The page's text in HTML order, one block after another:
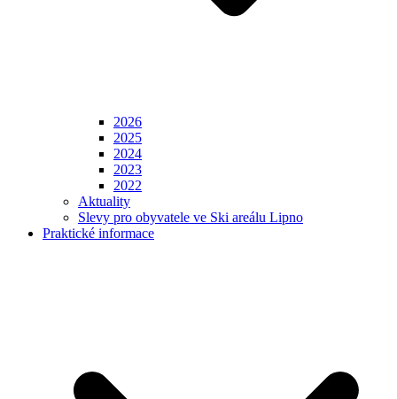
2026
2025
2024
2023
2022
Aktuality
Slevy pro obyvatele ve Ski areálu Lipno
Praktické informace